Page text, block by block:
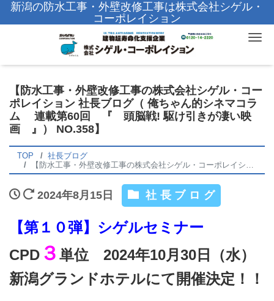
新潟の防水工事・外壁改修工事は株式会社シゲル・
コーポレイション
【防水工事・外壁改修工事の株式会社シゲル・コー
ポレイション 社長ブログ（ 俺ちゃん的シネマコラ
ム 連載第60回 『 頭脳戦! 駆け引きが凄い映
画 』） NO.358】
TOP
社長ブログ
【防水工事・外壁改修工事の株式会社シゲル・コーポレイション 社長ブログ（ 俺ちゃん的シネマコラム 連載第60回 『 頭脳戦! 駆け引きが凄い映画 』） NO.358】
2024年8月15日 社長ブログ
【第１０弾】シゲルセミナー
CPD ３ 単位 2024年10月30日（水）
新潟グランドホテルにて開催決定！！